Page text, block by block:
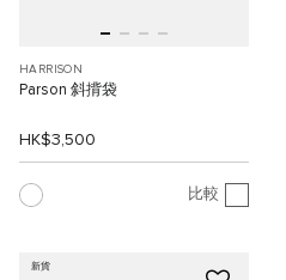
HARRISON
Parson 斜揹袋
HK$3,500
比較
新貨